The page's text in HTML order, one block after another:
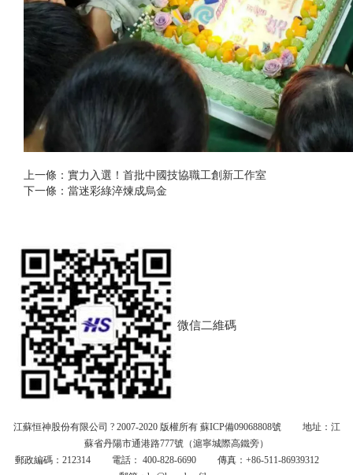
上一條：實力入選！首批中國技協職工創新工作室
下一條：當迷彩綠淬煉成烏金
微信二維碼
江蘇恒神股份有限公司 ? 2007-2020 版權所有 蘇ICP備09068808號地址：江
蘇省丹陽市通港路777號（滬寧城際高鐵旁）
郵政編碼：212314 電話： 400-828-6690 傳真：+86-511-86939312